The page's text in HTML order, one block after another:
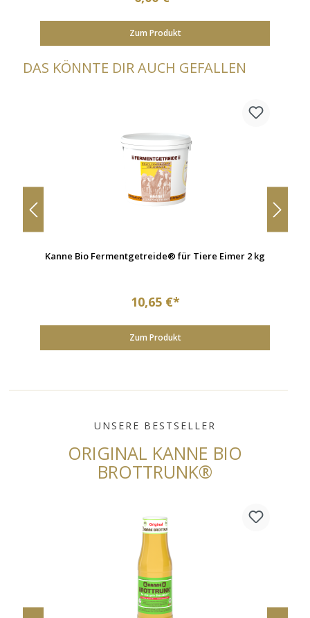
Zum Produkt
DAS KÖNNTE DIR AUCH GEFALLEN
Kanne Bio Fermentgetreide® für Tiere Eimer 2 kg
10,65 €*
Zum Produkt
UNSERE BESTSELLER
ORIGINAL KANNE BIO
BROTTRUNK®